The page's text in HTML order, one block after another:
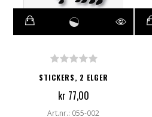
STICKERS, 2 ELGER
kr 77,00
Art.nr.: 055-002